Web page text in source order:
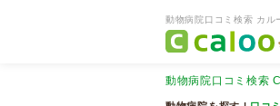
動物病院口コミ検索 カル
動物病院口コミ検索